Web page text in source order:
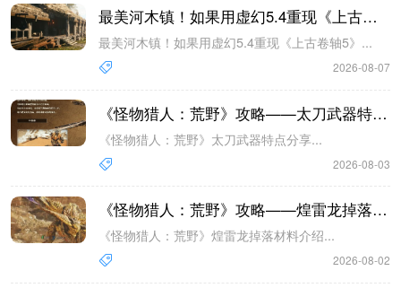
最美河木镇！如果用虚幻5.4重现《上古卷轴5》攻略——
最美河木镇！如果用虚幻5.4重现《上古卷轴5》...
2026-08-07
《怪物猎人：荒野》攻略——太刀武器特点分享
《怪物猎人：荒野》太刀武器特点分享...
2026-08-03
《怪物猎人：荒野》攻略——煌雷龙掉落材料介绍
《怪物猎人：荒野》煌雷龙掉落材料介绍...
2026-08-02